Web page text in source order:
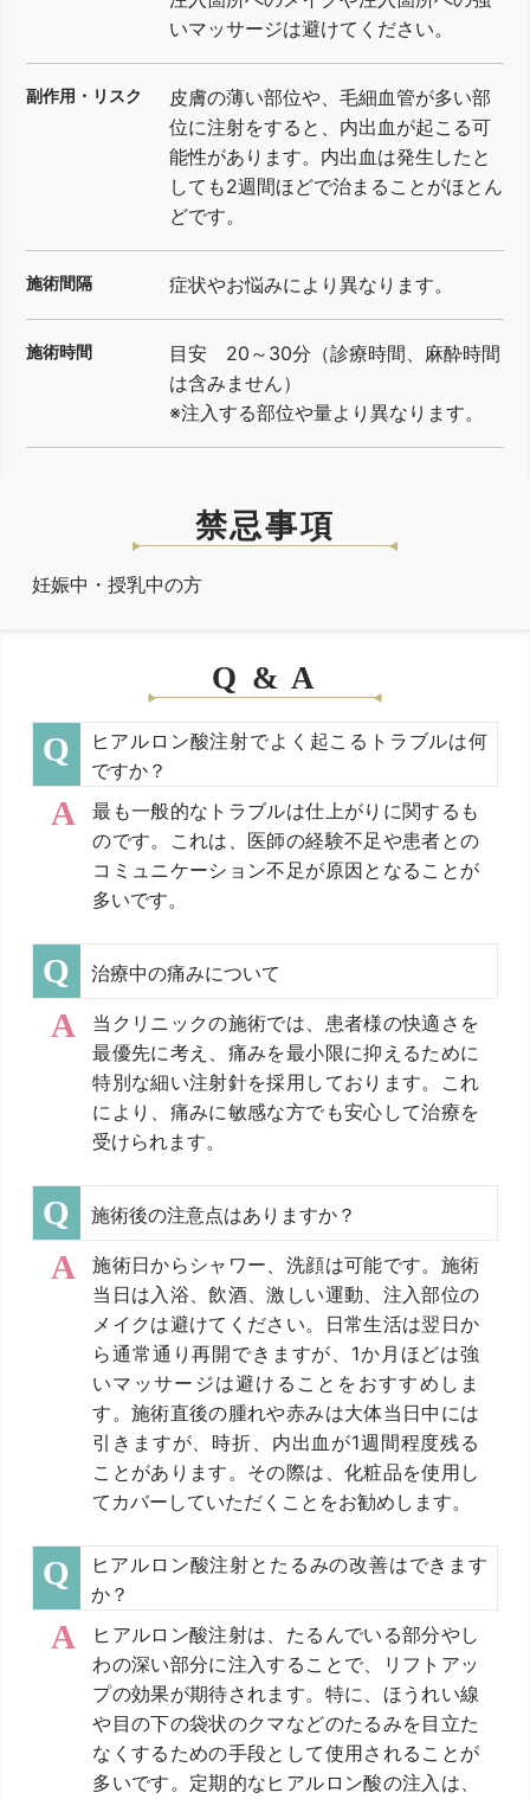
いマッサージは避けてください。
副作用・リスク
皮膚の薄い部位や、毛細血管が多い部
位に注射をすると、内出血が起こる可
能性があります。内出血は発生したと
しても2週間ほどで治まることがほとん
どです。
施術間隔 症状やお悩みにより異なります。
施術時間
目安 20～30分（診療時間、麻酔時間
は含みません）
※注入する部位や量より異なります。
禁忌事項
妊娠中・授乳中の方
Q & A
ヒアルロン酸注射でよく起こるトラブルは何
ですか？
最も一般的なトラブルは仕上がりに関するも
のです。これは、医師の経験不足や患者との
コミュニケーション不足が原因となることが
多いです。
治療中の痛みについて
当クリニックの施術では、患者様の快適さを
最優先に考え、痛みを最小限に抑えるために
特別な細い注射針を採用しております。これ
により、痛みに敏感な方でも安心して治療を
受けられます。
施術後の注意点はありますか？
施術日からシャワー、洗顔は可能です。施術
当日は入浴、飲酒、激しい運動、注入部位の
メイクは避けてください。日常生活は翌日か
ら通常通り再開できますが、1か月ほどは強
いマッサージは避けることをおすすめしま
す。施術直後の腫れや赤みは大体当日中には
引きますが、時折、内出血が1週間程度残る
ことがあります。その際は、化粧品を使用し
てカバーしていただくことをお勧めします。
ヒアルロン酸注射とたるみの改善はできます
か？
ヒアルロン酸注射は、たるんでいる部分やし
わの深い部分に注入することで、リフトアッ
プの効果が期待されます。特に、ほうれい線
や目の下の袋状のクマなどのたるみを目立た
なくするための手段として使用されることが
多いです。定期的なヒアルロン酸の注入は、